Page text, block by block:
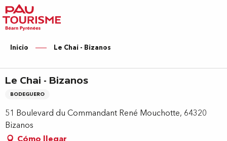
Aller
au
contenu
principal
Inicio Le Chai - Bizanos
Le Chai - Bizanos
BODEGUERO
51 Boulevard du Commandant René Mouchotte, 64320
Bizanos